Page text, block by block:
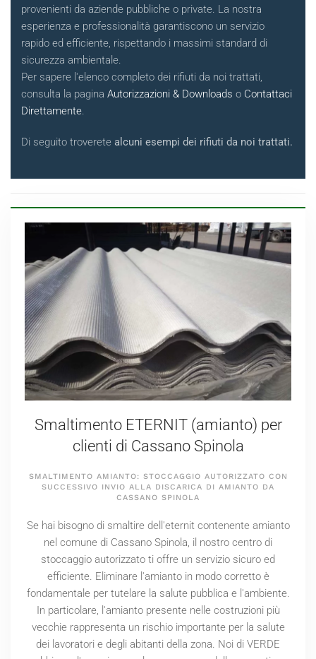
provenienti da aziende pubbliche o private. La nostra
esperienza e professionalità garantiscono un servizio
rapido ed efficiente, rispettando i massimi standard di
sicurezza ambientale.
Per sapere l'elenco completo dei rifiuti da noi trattati,
consulta la pagina Autorizzazioni & Downloads o Contattaci
Direttamente.
Di seguito troverete alcuni esempi dei rifiuti da noi trattati.
Smaltimento ETERNIT (amianto) per
clienti di Cassano Spinola
SMALTIMENTO AMIANTO: STOCCAGGIO AUTORIZZATO CON
SUCCESSIVO INVIO ALLA DISCARICA DI AMIANTO DA
CASSANO SPINOLA
Se hai bisogno di smaltire dell'eternit contenente amianto
nel comune di Cassano Spinola, il nostro centro di
stoccaggio autorizzato ti offre un servizio sicuro ed
efficiente. Eliminare l'amianto in modo corretto è
fondamentale per tutelare la salute pubblica e l'ambiente.
In particolare, l'amianto presente nelle costruzioni più
vecchie rappresenta un rischio importante per la salute
dei lavoratori e degli abitanti della zona. Noi di VERDE